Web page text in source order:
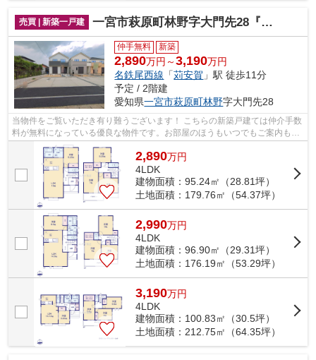
売買 | 新築一戸建 一宮市萩原町林野字大門先28『仲介料無料』新築戸建て
仲手無料 新築
2,890万円～3,190万円
名鉄尾西線 「苅安賀 」駅 徒歩11分
予定 / 2階建
愛知県一宮市萩原町林野字大門先28
当物件をご覧いただき有り難うございます！ こちらの新築戸建ては仲介手数
料が無料になっている優良な物件です。お部屋のほうもいつでもご案内もさ
せて頂きますのでお気軽にお問合せ下...
2,890万円
4LDK
建物面積：95.24㎡（28.81坪）
土地面積：179.76㎡（54.37坪）
2,990万円
4LDK
建物面積：96.90㎡（29.31坪）
土地面積：176.19㎡（53.29坪）
3,190万円
4LDK
建物面積：100.83㎡（30.5坪）
土地面積：212.75㎡（64.35坪）